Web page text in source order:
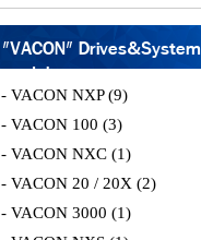
"VACON" Drives&System
modules
- VACON NXP(9)
- VACON 100 (3)
- VACON NXC (1)
- VACON 20 / 20X (2)
- VACON 3000 (1)